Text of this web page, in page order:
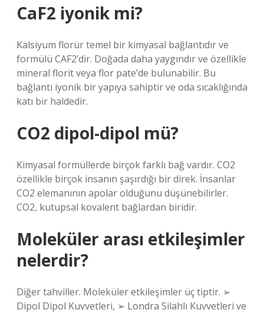
CaF2 iyonik mi?
Kalsiyum florür temel bir kimyasal bağlantıdır ve
formülü CAF2’dir. Doğada daha yaygındır ve özellikle
mineral florit veya flor pate’de bulunabilir. Bu
bağlantı iyonik bir yapıya sahiptir ve oda sıcaklığında
katı bir haldedir.
CO2 dipol-dipol mü?
Kimyasal formüllerde birçok farklı bağ vardır. CO2
özellikle birçok insanın şaşırdığı bir direk. İnsanlar
CO2 elemanının apolar olduğunu düşünebilirler.
CO2, kutupsal kovalent bağlardan biridir.
Moleküler arası etkileşimler
nelerdir?
Diğer tahviller. Moleküler etkileşimler üç tiptir. ➢
Dipol Dipol Kuvvetleri, ➢ Londra Silahlı Kuvvetleri ve